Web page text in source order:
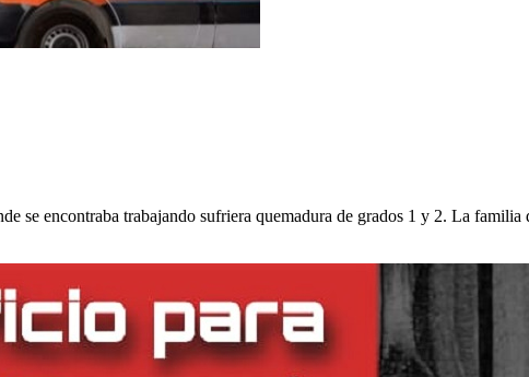
se encontraba trabajando sufriera quemadura de grados 1 y 2. La